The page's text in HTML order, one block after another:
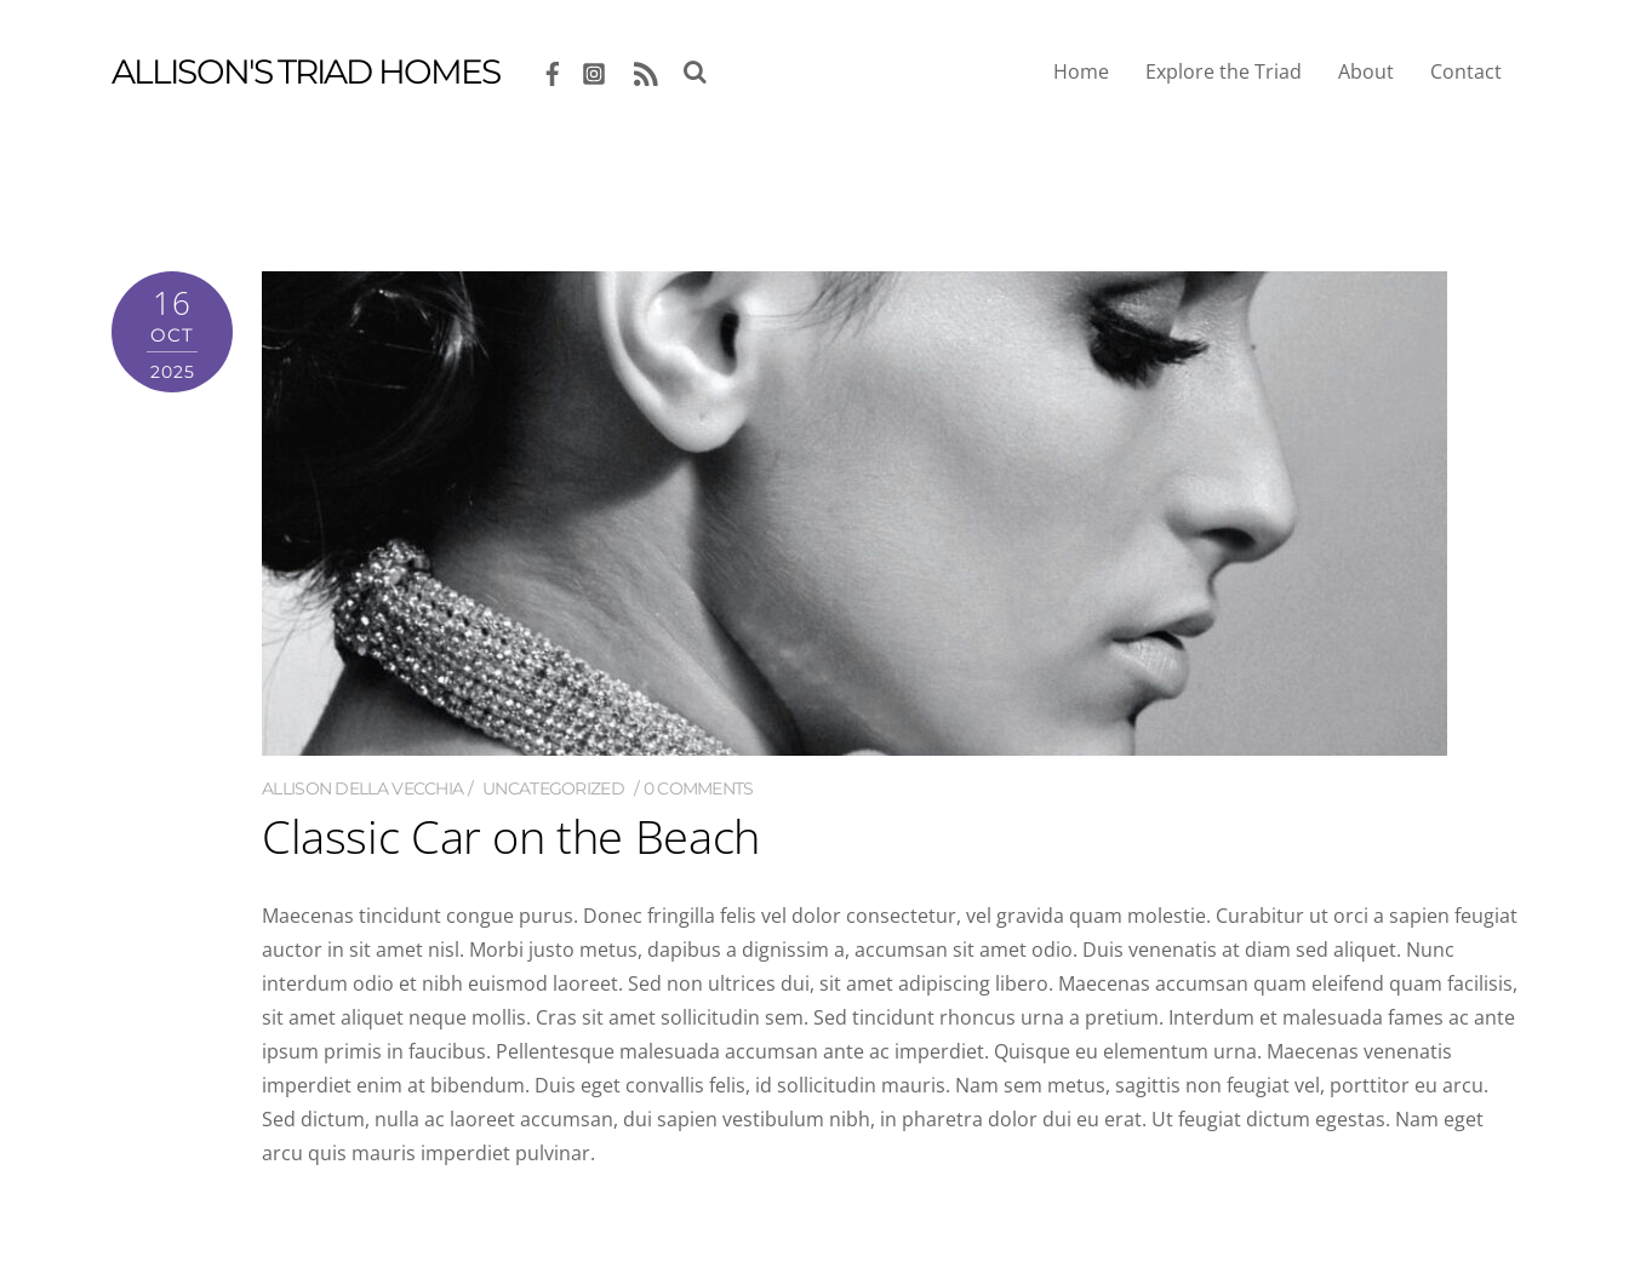
ALLISON'S TRIAD HOMES RSS Home Explore the Triad About Contact
16
OCT
2025
ALLISON DELLA VECCHIA UNCATEGORIZED 0 COMMENTS
Classic Car on the Beach
Maecenas tincidunt congue purus. Donec fringilla felis vel dolor consectetur, vel gravida quam molestie. Curabitur ut orci a sapien feugiat
auctor in sit amet nisl. Morbi justo metus, dapibus a dignissim a, accumsan sit amet odio. Duis venenatis at diam sed aliquet. Nunc
interdum odio et nibh euismod laoreet. Sed non ultrices dui, sit amet adipiscing libero. Maecenas accumsan quam eleifend quam facilisis,
sit amet aliquet neque mollis. Cras sit amet sollicitudin sem. Sed tincidunt rhoncus urna a pretium. Interdum et malesuada fames ac ante
ipsum primis in faucibus. Pellentesque malesuada accumsan ante ac imperdiet. Quisque eu elementum urna. Maecenas venenatis
imperdiet enim at bibendum. Duis eget convallis felis, id sollicitudin mauris. Nam sem metus, sagittis non feugiat vel, porttitor eu arcu.
Sed dictum, nulla ac laoreet accumsan, dui sapien vestibulum nibh, in pharetra dolor dui eu erat. Ut feugiat dictum egestas. Nam eget
arcu quis mauris imperdiet pulvinar.